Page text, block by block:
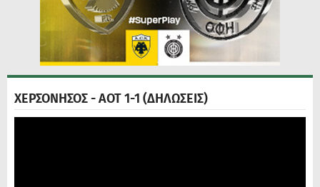
ΧΕΡΣΟΝΗΣΟΣ - ΑΟΤ 1-1 (ΔΗΛΩΣΕΙΣ)